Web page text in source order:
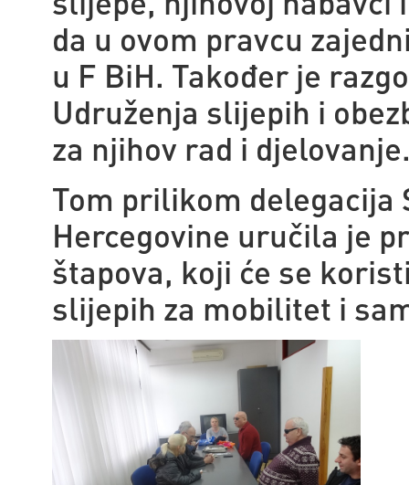
da u ovom pravcu
u F BiH. Također je
Udruženja slijepih i
za njihov rad i
Tom prilikom delegacija
Hercegovine uručila je
štapova, koji će se
slijepih za mobilitet i